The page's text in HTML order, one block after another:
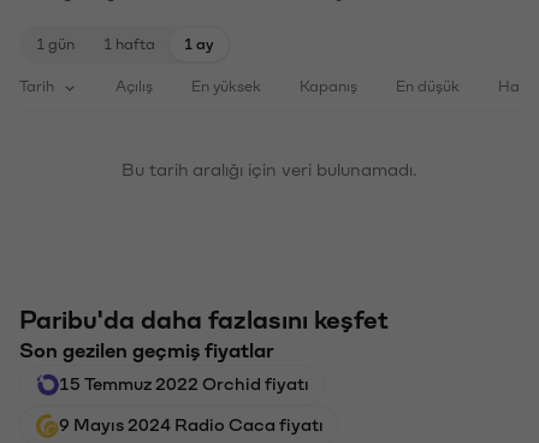
1 gün 1 hafta 1 ay
Tarih Açılış En yüksek Kapanış En düşük
Bu tarih aralığı için veri bulunamadı.
Paribu'da daha fazlasını keşfet
Son gezilen geçmiş fiyatlar
15 Temmuz 2022 Orchid fiyatı
9 Mayıs 2024 Radio Caca fiyatı